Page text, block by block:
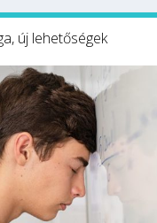
új lehetőségek